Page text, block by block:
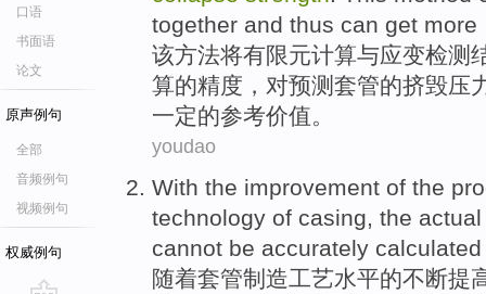
口语
书面语
论文
原声例句
全部
音频例句
视频例句
权威例句
together and thus can get
该方法将有限元计算与应变检测
算的精度，对预测 套管的挤毁压
一定的参考价值。
youdao
With the improvement of the
technology of casing, the actual
cannot be accurately calculated
随着套管制造工艺水平的不断提